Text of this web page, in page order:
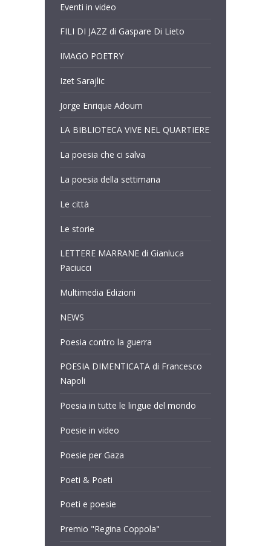
Eventi in video
FILI DI JAZZ di Gaspare Di Lieto
IMAGO POETRY
Izet Sarajlic
Jorge Enrique Adoum
LA BIBLIOTECA VIVE NEL QUARTIERE
La poesia che ci salva
La poesia della settimana
Le città
Le storie
LETTERE MARRANE di Gianluca
Paciucci
Multimedia Edizioni
NEWS
Poesia contro la guerra
POESIA DIMENTICATA di Francesco
Napoli
Poesia in tutte le lingue del mondo
Poesie in video
Poesie per Gaza
Poeti & Poeti
Poeti e poesie
Premio "Regina Coppola"